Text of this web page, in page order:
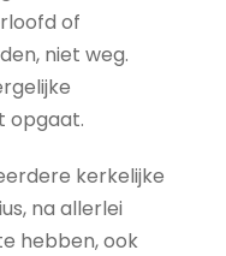
of
niet weg.
opgaat.
kerkelijke
na allerlei
hebben, ook